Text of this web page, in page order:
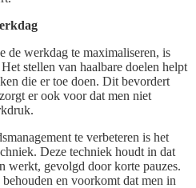
de werkdag te maximaliseren, is
stellen van haalbare doelen helpt
die er toe doen. Dit bevordert
er ook voor dat men niet
te verbeteren is het
Deze techniek houdt in dat
werkt, gevolgd door korte pauzes.
en voorkomt dat men in